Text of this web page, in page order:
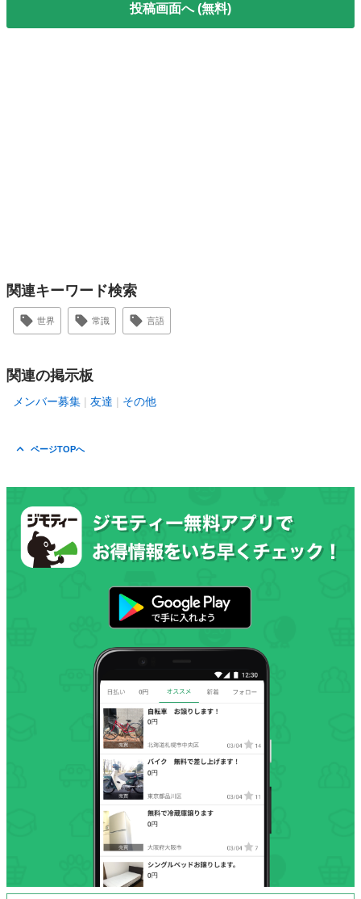
投稿画面へ (無料)
関連キーワード検索
世界 常識 言語
関連の掲示板
メンバー募集 友達 その他
ページTOPへ